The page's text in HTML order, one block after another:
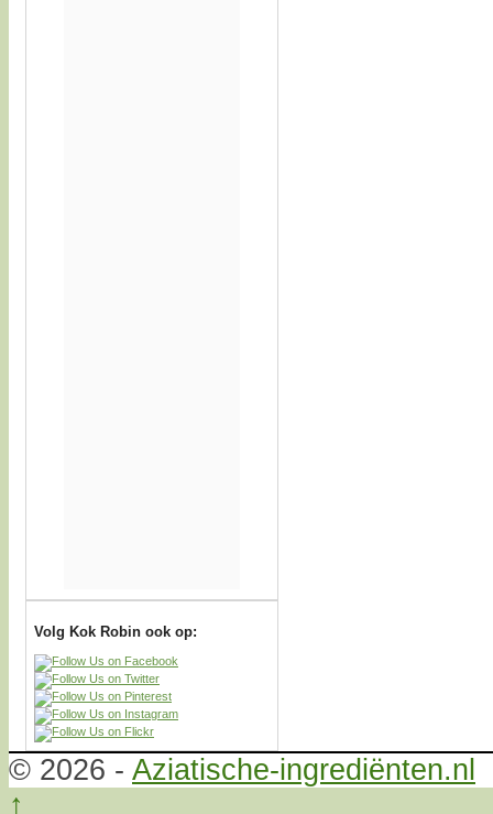
Volg Kok Robin ook op:
© 2026 - Aziatische-ingrediënten.nl
↑